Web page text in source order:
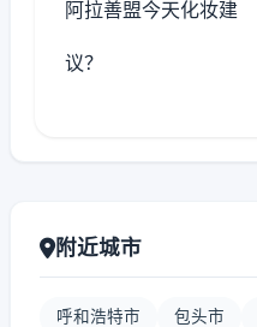
阿拉善盟今天化妆建
议？
附近城市
呼和浩特市 包头市